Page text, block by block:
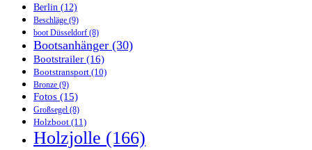
Berlin (12)
Beschläge (9)
boot Düsseldorf (8)
Bootsanhänger (30)
Bootstrailer (16)
Bootstransport (10)
Bronze (9)
Fotos (15)
Großsegel (8)
Holzboot (11)
Holzjolle (166)